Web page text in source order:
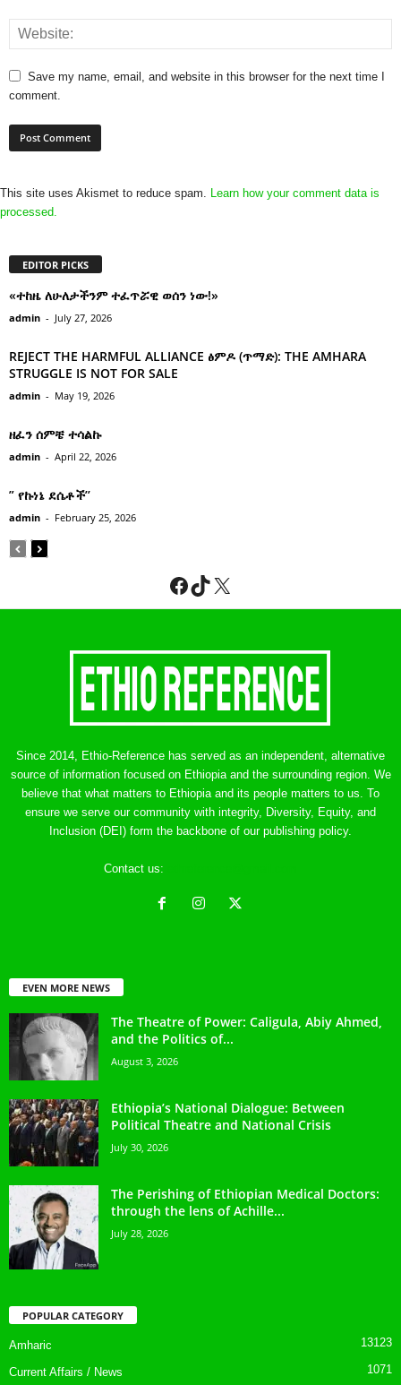
Save my name, email, and website in this browser for the next time I
comment.
This site uses Akismet to reduce spam. Learn how your comment data is
processed.
EDITOR PICKS
«ተከዜ ለሁለታችንም ተፈጥሯዊ ወሰን ነው!»
admin - July 27, 2026
REJECT THE HARMFUL ALLIANCE ፅምዶ (ጥማድ): THE AMHARA
STRUGGLE IS NOT FOR SALE
admin - May 19, 2026
ዘፈን ሰምቼ ተሳልኩ
admin - April 22, 2026
” የኩነኔ ደሴቶች’’
admin - February 25, 2026
Facebook
TikTok
X
Since 2014, Ethio-Reference has served as an independent, alternative
source of information focused on Ethiopia and the surrounding region. We
believe that what matters to Ethiopia and its people matters to us. To
ensure we serve our community with integrity, Diversity, Equity, and
Inclusion (DEI) form the backbone of our publishing policy.
Contact us:
EVEN MORE NEWS
The Theatre of Power: Caligula, Abiy Ahmed,
and the Politics of...
August 3, 2026
Ethiopia’s National Dialogue: Between
Political Theatre and National Crisis
July 30, 2026
The Perishing of Ethiopian Medical Doctors:
through the lens of Achille...
July 28, 2026
POPULAR CATEGORY
Amharic 13123
Current Affairs / News 1071